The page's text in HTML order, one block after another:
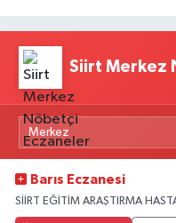
Siirt Merkez
Barıs Eczanesi
SİİRT EĞİTİM ARAŞTIRMA